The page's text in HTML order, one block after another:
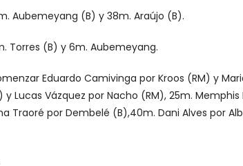
Aubemeyang (B) y 38m. Araújo (B).
Torres (B) y 6m. Aubemeyang.
Eduardo Camivinga por Kroos (RM) y
y Lucas Vázquez por Nacho (RM), 25m.
Traoré por Dembelé (B),40m. Dani Alves por